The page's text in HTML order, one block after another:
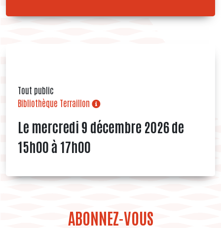
Le mercredi 9 décembre 2026 de
15h00 à 17h00
Tout public
Bibliothèque Terraillon
ABONNEZ-VOUS